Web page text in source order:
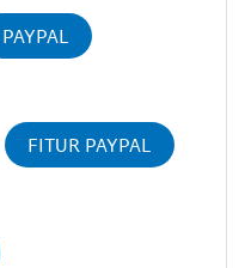
PAYPAL
FITUR PAYPAL